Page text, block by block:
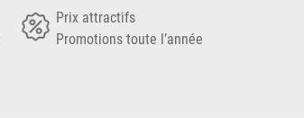
Prix attractifs
Promotions toute l’année